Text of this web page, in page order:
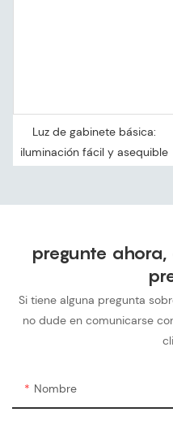
Luz de gabinete básica:
iluminación fácil y asequible
pregunte
Si tiene alguna pregunta
no dude en comunicarse
Nombre